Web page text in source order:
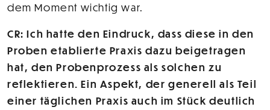
dem Moment wichtig war.
CR: Ich hatte den Eindruck, dass diese in den
Proben etablierte Praxis dazu beigetragen
hat, den Probenprozess als solchen zu
reflektieren. Ein Aspekt, der generell als Teil
einer täglichen Praxis auch im Stück deutlich